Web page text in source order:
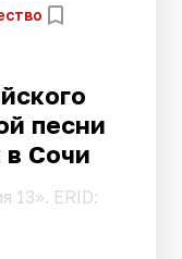
песни
в Сочи
13». ERID: